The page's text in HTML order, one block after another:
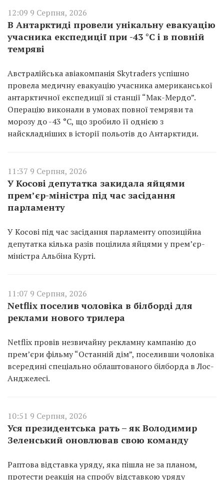
12:09 9 Серпня, 2026
В Антарктиді провели унікальну евакуацію
учасника експедиції при -43 °C і в повній
темряві
Австралійська авіакомпанія Skytraders успішно
провела медичну евакуацію учасника американської
антарктичної експедиції зі станції “Мак-Мердо”.
Операцію виконали в умовах повної темряви та
морозу до -43 °C, що зробило її однією з
найскладніших в історії польотів до Антарктиди.
11:37 9 Серпня, 2026
У Косові депутатка закидала яйцями
прем’єр-міністра під час засідання
парламенту
У Косові під час засідання парламенту опозиційна
депутатка кілька разів поцілила яйцями у прем’єр-
міністра Альбіна Курті.
11:07 9 Серпня, 2026
Netflix поселив чоловіка в білборді для
реклами нового трилера
Netflix провів незвичайну рекламну кампанію до
прем’єри фільму “Останній дім”, поселивши чоловіка
всередині спеціально облаштованого білборда в Лос-
Анджелесі.
10:51 9 Серпня, 2026
Уся президентська рать – як Володимир
Зеленський оновлював свою команду
Раптова відставка уряду, яка пішла не за планом,
протести реакція на спробу відставкою уряду